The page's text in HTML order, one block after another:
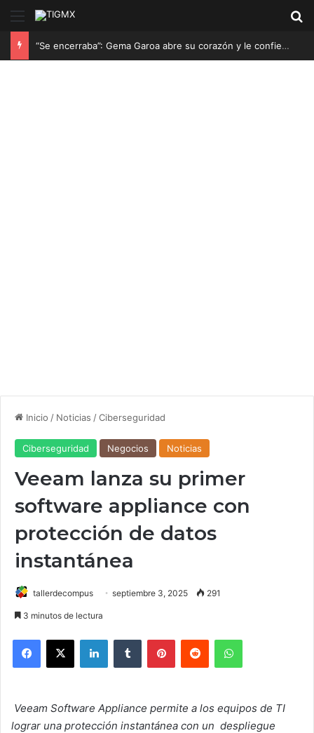
Menú
“Se encerraba”: Gema Garoa abre su corazón y le confiesa a Karina Torres la adicción contra la que luchó su mamá
Inicio / Noticias /Ciberseguridad
Ciberseguridad Negocios Noticias
Veeam lanza su primer
software appliance con
protección de datos
instantánea
tallerdecompus septiembre 3, 2025 291
3 minutos de lectura
Veeam Software Appliance permite a los equipos de TI
lograr una protección instantánea con un despliegue